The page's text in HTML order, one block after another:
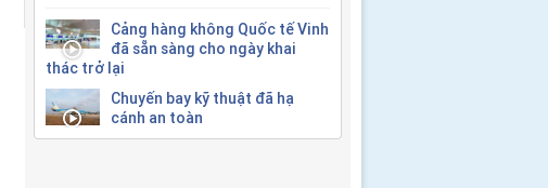
Cảng hàng không Quốc tế Vinh
đã sẵn sàng cho ngày khai
thác trở lại
Chuyến bay kỹ thuật đã hạ
cánh an toàn